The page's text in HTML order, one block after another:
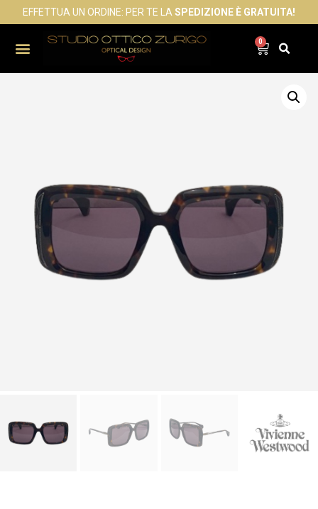
EFFETTUA UN ORDINE: PER TE LA SPEDIZIONE È GRATUITA!
0